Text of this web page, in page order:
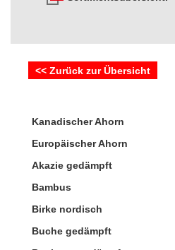
<< Zurück zur Übersicht
Kanadischer Ahorn
Europäischer Ahorn
Akazie gedämpft
Bambus
Birke nordisch
Buche gedämpft